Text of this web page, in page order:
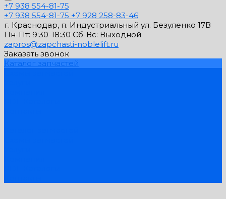
+7 938 554-81-75
+7 938 554-81-75 +7 928 258-83-46
г. Краснодар, п. Индустриальный ул. Безуленко 17В
Пн-Пт: 9:30-18:30 Cб-Вс: Выходной
zapros@zapchasti-noblelift.ru
Заказать звонок
Каталог запчастей